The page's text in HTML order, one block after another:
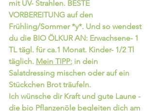
mit UV- Strahlen. BESTE
VORBEREITUNG auf den
Frühling/Sommer *y*. Und so wendest
du die BIO ÖLKUR AN: Erwachsene- 1
TL tägl. für ca.1 Monat. Kinder- 1/2 Tl
täglich. Mein TIPP: in dein
Salatdressing mischen oder auf ein
Stückchen Brot träufeln.
Ich wünsche dir Kraft und gute Laune -
die bio Pflanzenöle begleiten dich am